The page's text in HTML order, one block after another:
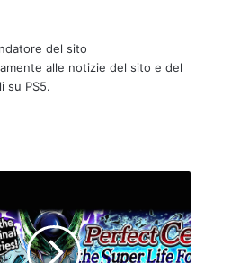
del sito
alle notizie del sito e del
su PS5.